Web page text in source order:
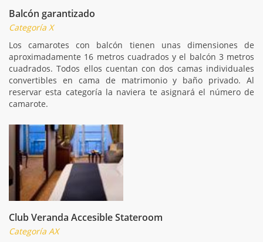
Balcón garantizado
Categoría X
Los camarotes con balcón tienen unas dimensiones de
aproximadamente 16 metros cuadrados y el balcón 3 metros
cuadrados. Todos ellos cuentan con dos camas individuales
convertibles en cama de matrimonio y baño privado. Al
reservar esta categoría la naviera te asignará el número de
camarote.
Club Veranda Accesible Stateroom
Categoría AX